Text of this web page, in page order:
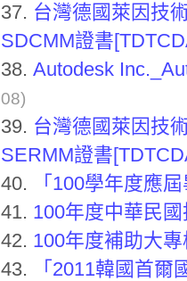
37. 台灣德國萊因技
SDCMM證書
38. Autodesk
08)
39. 台灣德國萊因技
SERMM證書
40.
「100學年度應
41. 100年度中華民
42. 100年度補助大
43.
「2011韓國首